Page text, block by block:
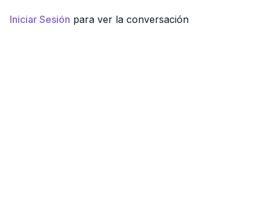
Iniciar Sesión para ver la conversación